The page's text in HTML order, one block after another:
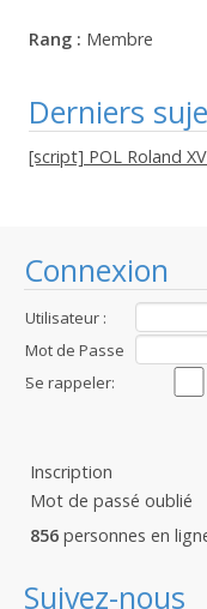
Connexion
Utilisateur :
Mot de Passe
:Se rappeler:
Inscription
Mot de passé oublié
856 personnes en
Suivez-nous
Rang : Membre
Derniers
[script] POL Roland